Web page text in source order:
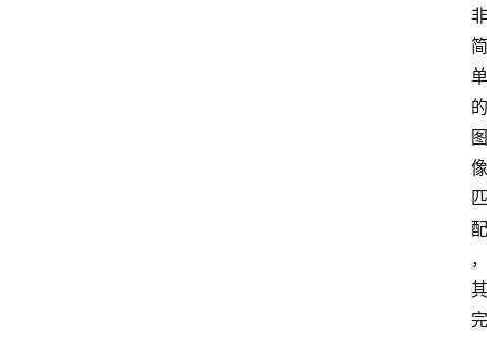
非
简
单
的
图
像
匹
配
，
其
完